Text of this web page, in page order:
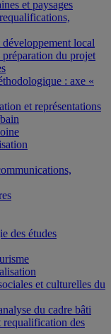
et paysages
local
du projet
: axe «
et représentations
des études
et culturelles du
du cadre bâti
des